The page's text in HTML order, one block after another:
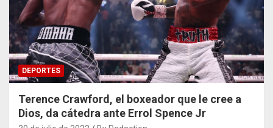
DEPORTES
Terence Crawford, el boxeador que le cree a
Dios, da cátedra ante Errol Spence Jr